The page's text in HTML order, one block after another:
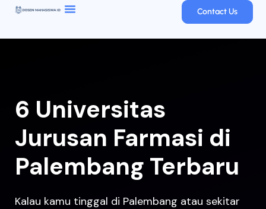
Contact Us
6 Universitas
Jurusan Farmasi di
Palembang Terbaru
Kalau kamu tinggal di Palembang atau sekitar